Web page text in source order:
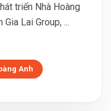
triển Nhà Hoàng
Lai Group, ...
Anh